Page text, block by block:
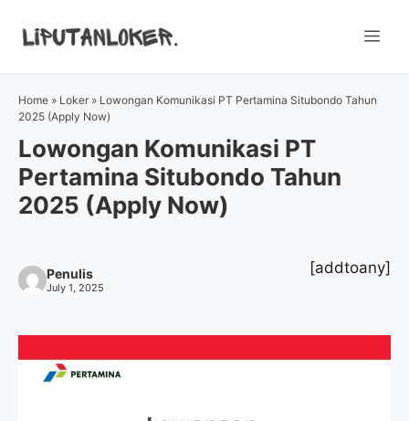
Home » Loker » Lowongan Komunikasi PT Pertamina Situbondo Tahun
2025 (Apply Now)
Lowongan Komunikasi PT
Pertamina Situbondo Tahun
2025 (Apply Now)
Penulis
July 1, 2025
[addtoany]